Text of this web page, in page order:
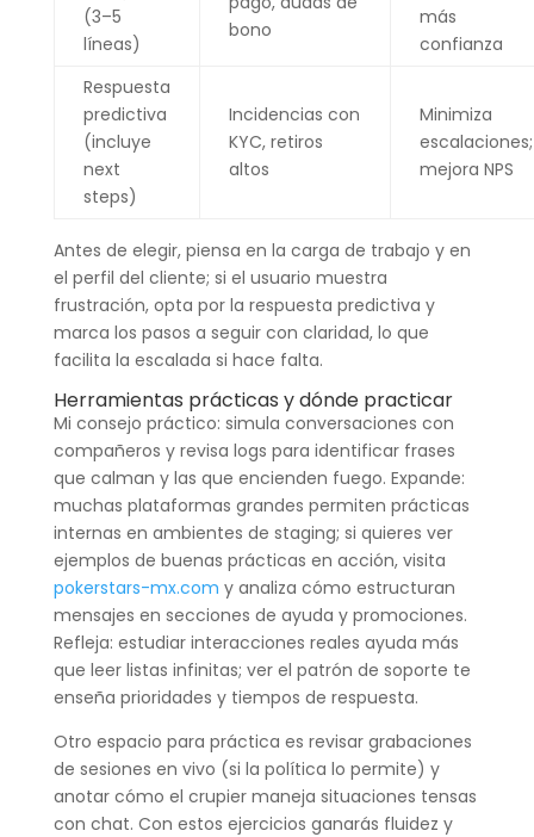
(3–5
líneas)
bono
más
confianza
Respuesta
predictiva
(incluye
next
steps)
Incidencias con
KYC, retiros
altos
Minimiza
escalaciones;
mejora NPS
Antes de elegir, piensa en la carga de trabajo y en
el perfil del cliente; si el usuario muestra
frustración, opta por la respuesta predictiva y
marca los pasos a seguir con claridad, lo que
facilita la escalada si hace falta.
Herramientas prácticas y dónde practicar
Mi consejo práctico: simula conversaciones con
compañeros y revisa logs para identificar frases
que calman y las que encienden fuego. Expande:
muchas plataformas grandes permiten prácticas
internas en ambientes de staging; si quieres ver
ejemplos de buenas prácticas en acción, visita
pokerstars-mx.com y analiza cómo estructuran
mensajes en secciones de ayuda y promociones.
Refleja: estudiar interacciones reales ayuda más
que leer listas infinitas; ver el patrón de soporte te
enseña prioridades y tiempos de respuesta.
Otro espacio para práctica es revisar grabaciones
de sesiones en vivo (si la política lo permite) y
anotar cómo el crupier maneja situaciones tensas
con chat. Con estos ejercicios ganarás fluidez y